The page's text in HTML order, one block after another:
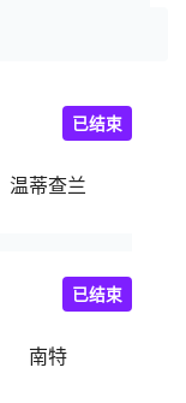
温蒂查兰
已结束
南特
已结束